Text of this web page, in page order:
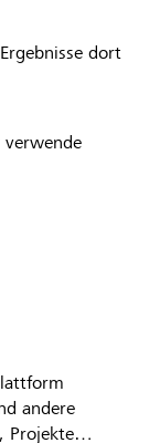
dort
andere
Projekte